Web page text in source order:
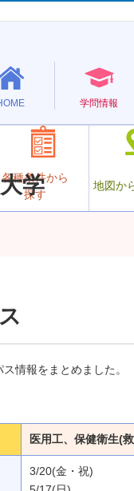
学問情報
各種条件から
探す
地図か
学
情報をまとめました。
医用工、保健衛生(
3/20(金・祝)